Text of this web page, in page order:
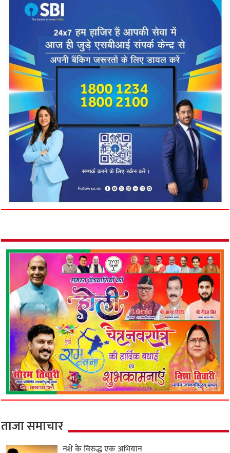
ताजा समाचार
नशे के विरुद्ध एक अभियान